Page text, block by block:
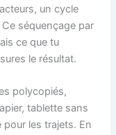
un cycle
séquençage par
ce que tu
le résultat.
polycopiés,
tablette sans
les trajets. En